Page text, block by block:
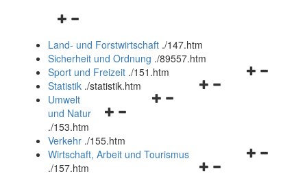
Navigationsmenü
und
schließen
Land- und Forstwirtschaft ./147.htm
Sicherheit und Ordnung ./89557.htm
Navigationsmenü
Sport und Freizeit ./151.htm
Navigationsmenü
Statistik ./statistik.htm
Navigationsmenü
und
schließen
Umwelt
und Natur
./153.htm
Verkehr ./155.htm
Navigationsmenü
Wirtschaft, Arbeit und Tourismus
./157.htm